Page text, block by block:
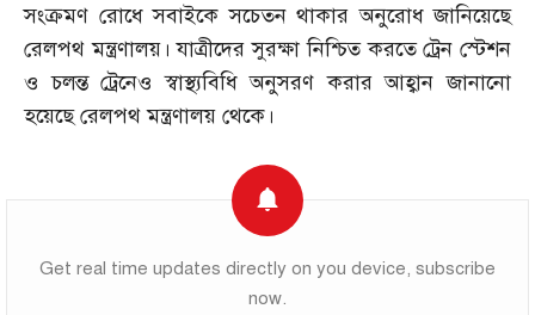
সংক্রমণ রোধে সবাইকে সচেতন থাকার অনুরোধ জানিয়েছে
রেলপথ মন্ত্রণালয়। যাত্রীদের সুরক্ষা নিশ্চিত করতে ট্রেন স্টেশন
ও চলন্ত ট্রেনেও স্বাস্থ্যবিধি অনুসরণ করার আহ্বান জানানো
হয়েছে রেলপথ মন্ত্রণালয় থেকে।
Get real time updates directly on you device, subscribe
now.